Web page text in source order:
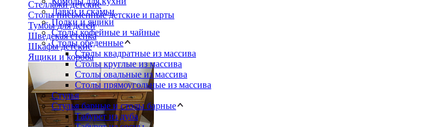
Стеллажи детские
Столы письменные детские и парты
Тумбы для детей
Шведская стенка
Шкафы детские
Ящики и короба
Лавки и скамьи
Полки и ящики
Столы кофейные и чайные
Столы обеденные
Столы квадратные из массива
Столы круглые из массива
Столы овальные из массива
Столы прямоугольные из массива
Стулья
Стулья барные и столы барные
Табурет из дуба